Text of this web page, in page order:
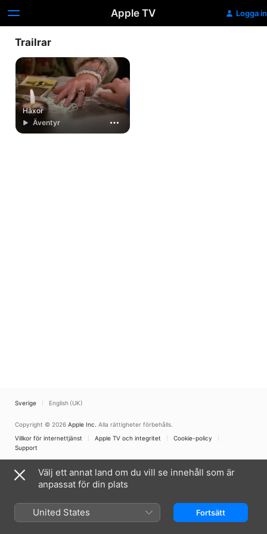
Apple TV Logga in
Trailrar
Häxor
Äventyr
Sverige English (UK)
Copyright © 2026 Apple Inc. Alla rättigheter förbehålls.
Villkor för internettjänst
Apple TV och integritet
Cookie-policy
Support
Välj ett annat land om du vill se innehåll som är
anpassat för din plats
United States Fortsätt